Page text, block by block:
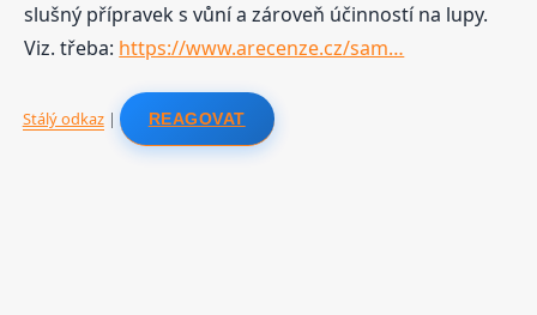
slušný přípravek s vůní a zároveň účinností na lupy.
Viz. třeba: https://www.arecenze.cz/sam…
Stálý odkaz| REAGOVAT